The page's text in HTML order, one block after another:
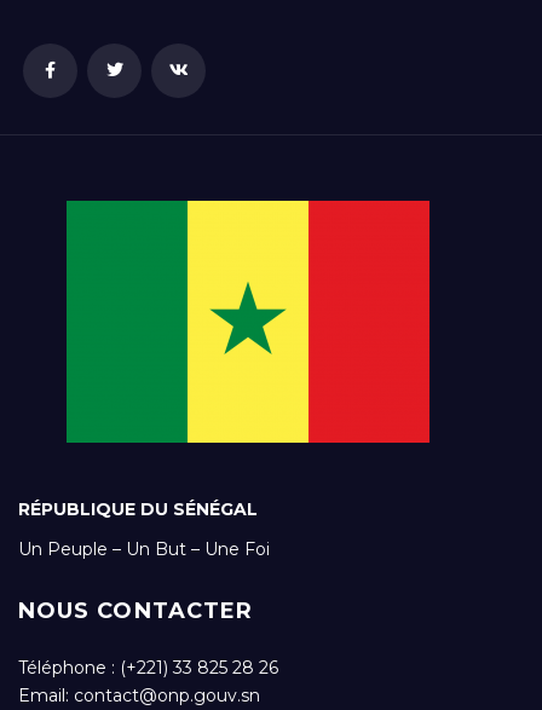
RÉPUBLIQUE DU SÉNÉGAL
Un Peuple – Un But – Une Foi
NOUS CONTACTER
Téléphone : (+221) 33 825 28 26
Email: contact@onp.gouv.sn